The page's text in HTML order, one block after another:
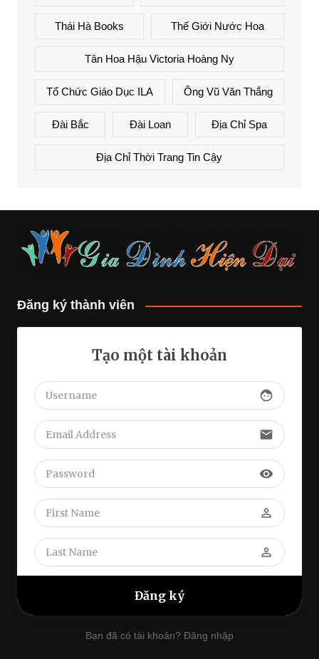
Thái Hà Books Thế Giới Nước Hoa
Tân Hoa Hậu Victoria Hoàng Ny
Tổ Chức Giáo Dục ILA Ông Vũ Văn Thắng
Đài Bắc Đài Loan Địa Chỉ Spa
Địa Chỉ Thời Trang Tin Cậy
Đăng ký thành viên
Tạo một tài khoản
face
email
visibility
perm_identity
perm_identity
Bạn đã có tài khoản? Đăng nhập